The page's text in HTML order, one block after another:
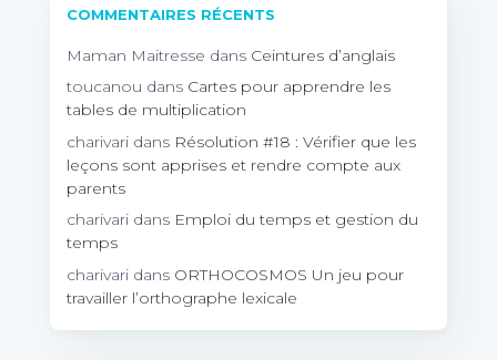
COMMENTAIRES RÉCENTS
Maman Maitresse dans Ceintures d’anglais
toucanou dans Cartes pour apprendre les
tables de multiplication
charivari dans Résolution #18 : Vérifier que les
leçons sont apprises et rendre compte aux
parents
charivari dans Emploi du temps et gestion du
temps
charivari dans ORTHOCOSMOS Un jeu pour
travailler l’orthographe lexicale